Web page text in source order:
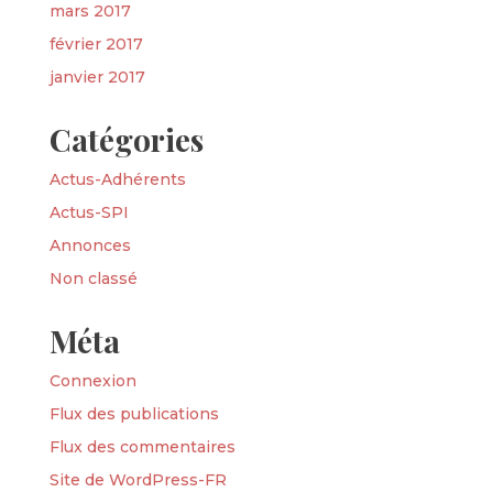
mars 2017
février 2017
janvier 2017
Catégories
Actus-Adhérents
Actus-SPI
Annonces
Non classé
Méta
Connexion
Flux des publications
Flux des commentaires
Site de WordPress-FR